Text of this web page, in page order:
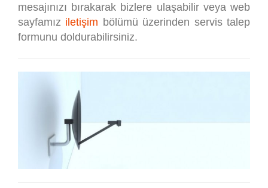
mesajınızı bırakarak bizlere ulaşabilir veya web
sayfamız iletişim bölümü üzerinden servis talep
formunu doldurabilirsiniz.